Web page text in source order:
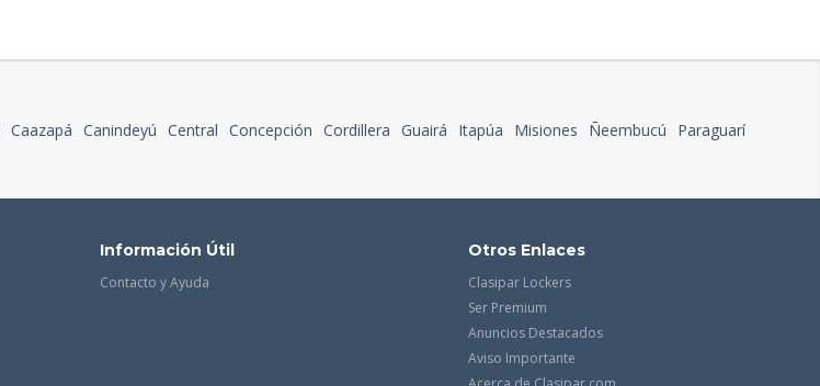
Caazapá Canindeyú Central Concepción Cordillera Guairá Itapúa Misiones Ñeembucú
Paraguarí
Información Útil
Contacto y Ayuda
Otros Enlaces
Clasipar Lockers
Ser Premium
Anuncios Destacados
Aviso Importante